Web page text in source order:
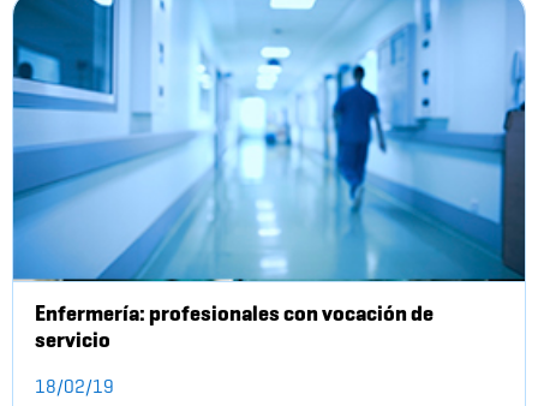
Enfermería: profesionales con vocación de
servicio
18/02/19